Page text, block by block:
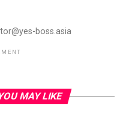
boss.asia
MAY LIKE